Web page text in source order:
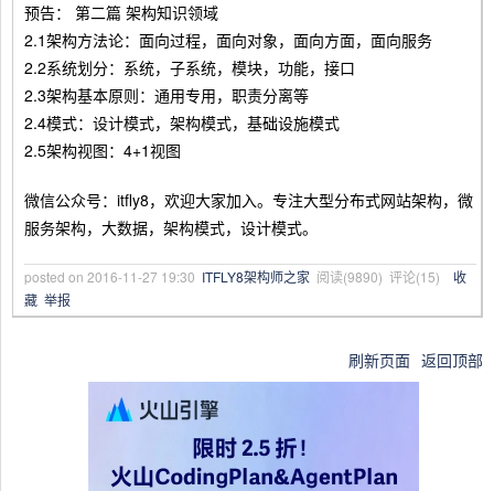
预告： 第二篇 架构知识领域
2.1架构方法论：面向过程，面向对象，面向方面，面向服务
2.2系统划分：系统，子系统，模块，功能，接口
2.3架构基本原则：通用专用，职责分离等
2.4模式：设计模式，架构模式，基础设施模式
2.5架构视图：4+1视图
微信公众号：itfly8，欢迎大家加入。专注大型分布式网站架构，微
服务架构，大数据，架构模式，设计模式。
posted on 2016-11-27 19:30 ITFLY8架构师之家 阅读(9890) 评论(15) 收
藏 举报
刷新页面 返回顶部